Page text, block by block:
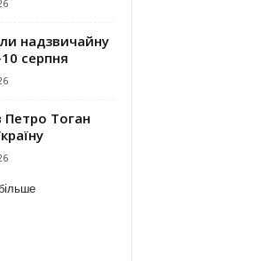
надзвичайну
серпня
Тоган